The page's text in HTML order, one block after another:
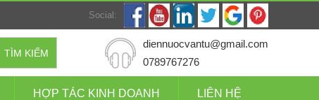
Social:
TÌM KIẾM
diennuocvantu@gmail.com
0789767276
HỢP TÁC KINH DOANH LIÊN HỆ